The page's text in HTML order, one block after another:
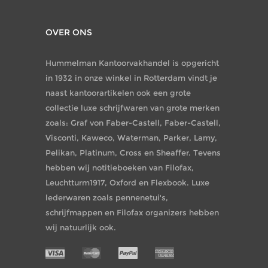
OVER ONS
Hummelman Kantoorvakhandel is opgericht
in 1932 in onze winkel in Rotterdam vindt je
naast kantoorartikelen ook een grote
collectie luxe schrijfwaren van grote merken
zoals: Graf von Faber-Castell, Faber-Castell,
Visconti, Kaweco, Waterman, Parker, Lamy,
Pelikan, Platinum, Cross en Sheaffer. Tevens
hebben wij notitieboeken van Filofax,
Leuchtturm1917, Oxford en Flexbook. Luxe
lederwaren zoals pennenetui's,
schrijfmappen en Filofax organizers hebben
wij natuurlijk ook.